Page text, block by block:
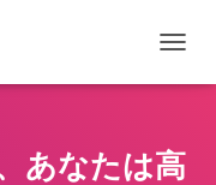
O
L
E
あなたは高